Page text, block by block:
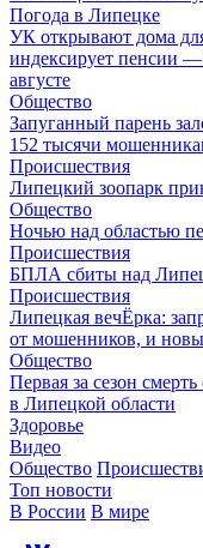
Погода в Липецке
УК открывают дома
индексирует пенсии —
августе
Общество
Запуганный парень
152 тысячи
Происшествия
Липецкий зоопарк
Общество
Ночью над областью
Происшествия
БПЛА сбиты над
Происшествия
Липецкая вечЁрка:
от мошенников, и
Общество
Первая за сезон
в Липецкой области
Здоровье
Видео
Общество
Топ новости
В России В мире